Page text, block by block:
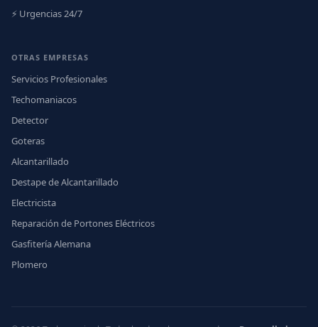
⚡ Urgencias 24/7
OTRAS EMPRESAS
Servicios Profesionales
Techomaniacos
Detector
Goteras
Alcantarillado
Destape de Alcantarillado
Electricista
Reparación de Portones Eléctricos
Gasfitería Alemana
Plomero